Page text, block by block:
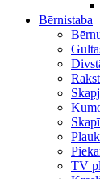
Bērnistaba
TV